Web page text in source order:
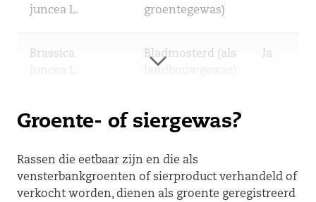
juncea L.
groentegewas)
Brassica
Bladmosterd (als
Ja
Brassica
Koolzaad /
bladkool
Brassica
Koolraap Ja
Groente- of siergewas?
Rassen die eetbaar zijn en die als
vensterbankgroenten of sierproduct verhandeld of
verkocht worden, dienen als groente geregistreerd